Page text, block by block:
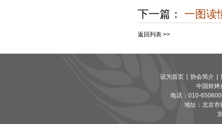
下一篇： 一图读
返回列表 >>
设为首页 协会简介
中国焙烤
电话：010-
地址：北京